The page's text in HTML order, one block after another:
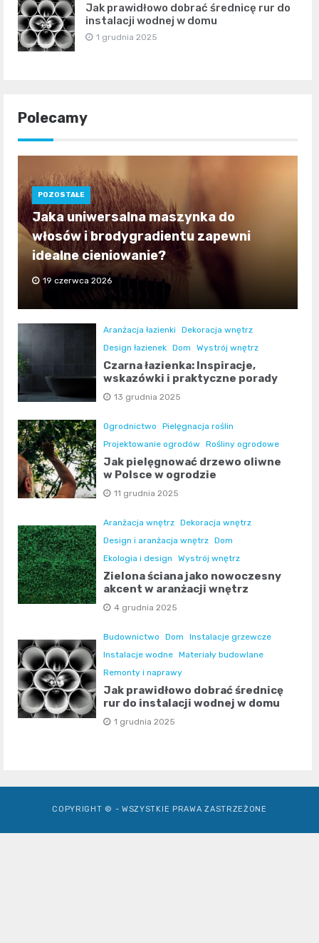
Jak prawidłowo dobrać średnicę rur do
instalacji wodnej w domu
1 grudnia 2025
Polecamy
POZOSTAŁE
Jaka uniwersalna maszynka do
włosów i brodygradientu zapewni
idealne cieniowanie?
19 czerwca 2026
Aranżacja łazienki
Dekoracja wnętrz
Design łazienek Dom Wystrój wnętrz
Czarna łazienka: Inspiracje,
wskazówki i praktyczne porady
13 grudnia 2025
Ogrodnictwo
Pielęgnacja roślin
Projektowanie ogrodów
Rośliny ogrodowe
Jak pielęgnować drzewo oliwne
w Polsce w ogrodzie
11 grudnia 2025
Aranżacja wnętrz Dekoracja wnętrz
Design i aranżacja wnętrz Dom
Ekologia i design
Wystrój wnętrz
Zielona ściana jako nowoczesny
akcent w aranżacji wnętrz
4 grudnia 2025
Budownictwo Dom
Instalacje grzewcze
Instalacje wodne Materiały budowlane
Remonty i naprawy
Jak prawidłowo dobrać średnicę
rur do instalacji wodnej w domu
1 grudnia 2025
COPYRIGHT © - WSZYSTKIE PRAWA ZASTRZEŻONE